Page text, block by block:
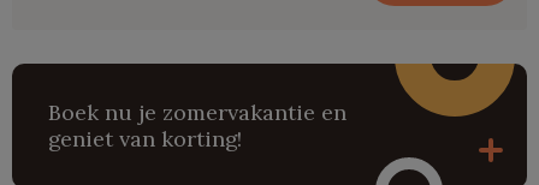
Boek nu je zomervakantie en
geniet van korting!